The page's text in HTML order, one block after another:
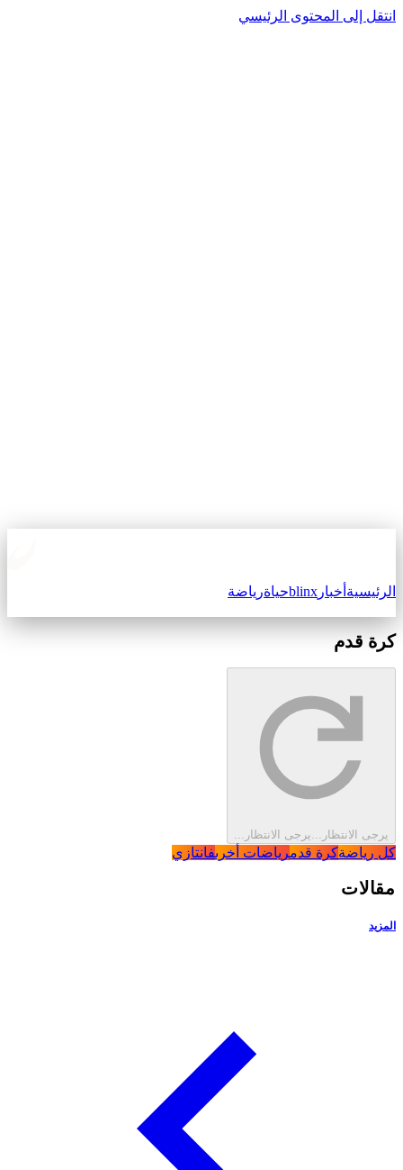
انتقل إلى المحتوى الرئيسي
الرئيسيةأخبارblinxحياةرياضة
كرة قدم
يرجى الانتظار... يرجى الانتظار...
كل رياضةكرة قدمرياضات أخرى فانتازي
مقالات
المزيد